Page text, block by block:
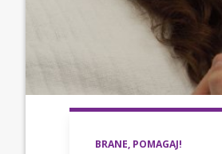
BRANE, POMAGAJ!